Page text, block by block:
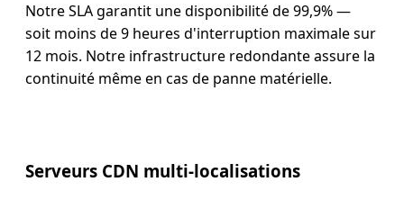
Notre SLA garantit une disponibilité de 99,9% —
soit moins de 9 heures d'interruption maximale sur
12 mois. Notre infrastructure redondante assure la
continuité même en cas de panne matérielle.
Serveurs CDN multi-localisations